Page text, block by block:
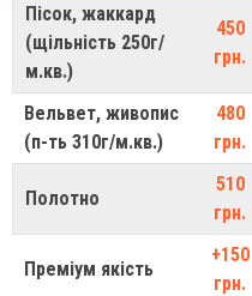
Пісок, жаккард
(щільність 250г/
м.кв.)
450
грн.
Вельвет, живопис
(п-ть 310г/м.кв.)
480
грн.
Полотно
510
грн.
Преміум якість
+150
грн.